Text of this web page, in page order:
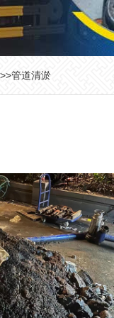
>>管道清淤